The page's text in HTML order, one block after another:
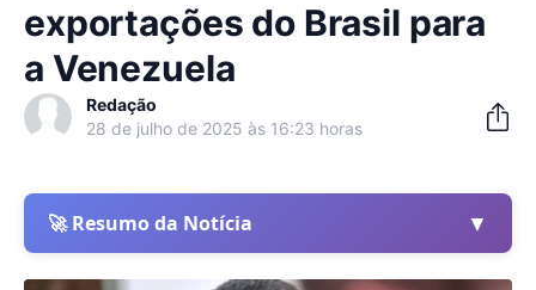
exportações do Brasil para
a Venezuela
Redação
28 de julho de 2025 às 16:23 horas
🚀 Resumo da Notícia ▼